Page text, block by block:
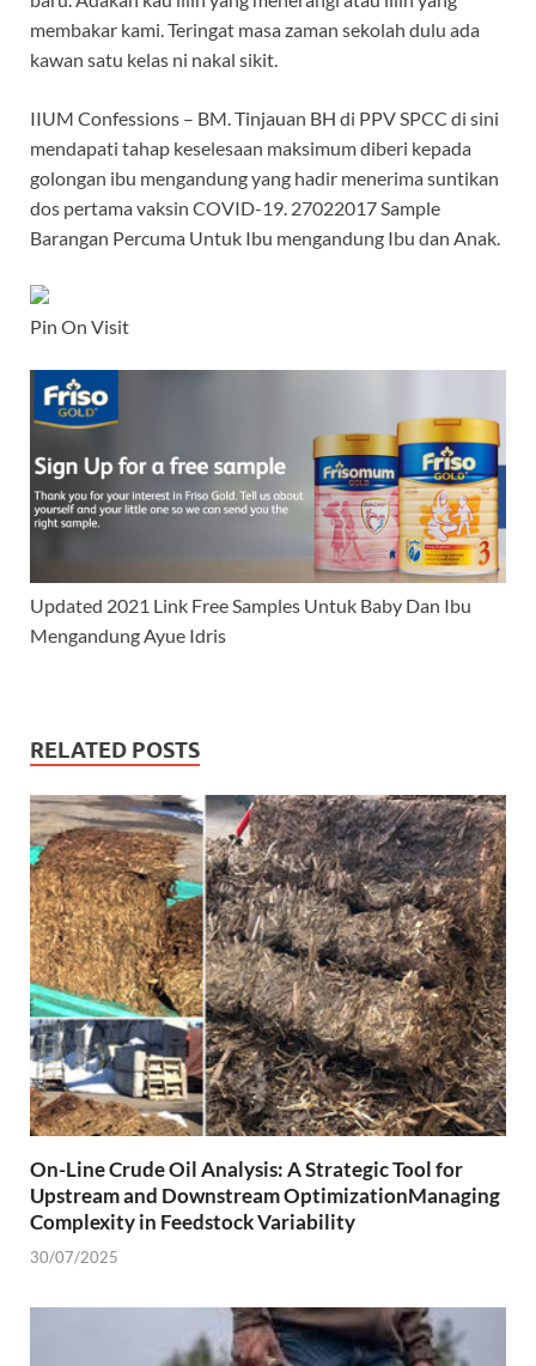
membakar kami. Teringat masa zaman sekolah dulu ada
kawan satu kelas ni nakal sikit.
IIUM Confessions – BM. Tinjauan BH di PPV SPCC di sini
mendapati tahap keselesaan maksimum diberi kepada
golongan ibu mengandung yang hadir menerima suntikan
dos pertama vaksin COVID-19. 27022017 Sample
Barangan Percuma Untuk Ibu mengandung Ibu dan Anak.
Pin On Visit
Updated 2021 Link Free Samples Untuk Baby Dan Ibu
Mengandung Ayue Idris
RELATED POSTS
On-Line Crude Oil Analysis: A Strategic Tool for
Upstream and Downstream OptimizationManaging
Complexity in Feedstock Variability
30/07/2025